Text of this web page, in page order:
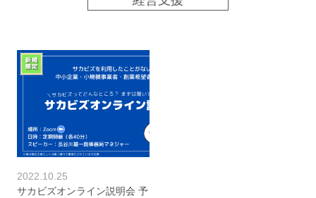
2022.10.25
サカビズオンライン説明会 予